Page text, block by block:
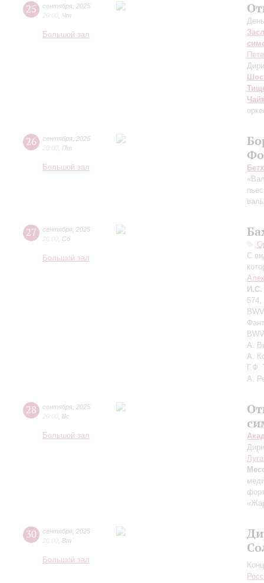
25 сентября 2025
20:00 Чт
Большой зал
26 сентября 2025
20:00 Пт
Большой зал
27 сентября 2025
20:00 Сб
Большой зал
С
И.С.
А.
А.
Г.Ф.
А.
28 сентября 2025
20:00 Вс
Большой зал
30 сентября 2025
20:00 Вт
Большой зал